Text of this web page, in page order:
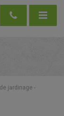
jardinage -